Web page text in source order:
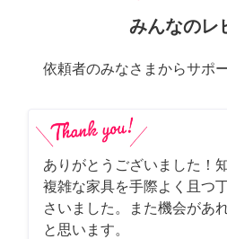
みんなのレ
依頼者のみなさまからサポ
ありがとうございました！
複雑な家具を手際よく且つ
さいました。また機会があ
と思います。